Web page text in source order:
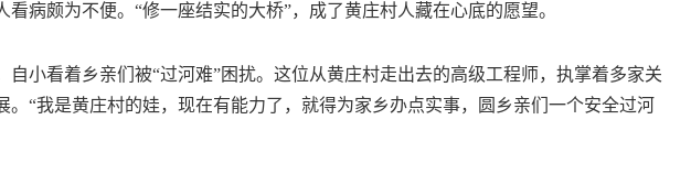
病颇为不便。“修一座结实的大桥”，成了黄庄村人藏在心底的愿望。
看着乡亲们被“过河难”困扰。这位从黄庄村走出去的高级工程师，执掌着多家关
。“我是黄庄村的娃，现在有能力了，就得为家乡办点实事，圆乡亲们一个安全过河